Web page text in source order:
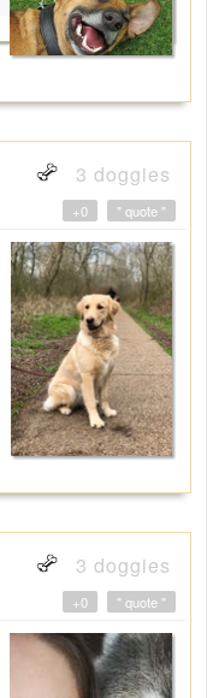
3 doggies
" quote "
+0
3 doggies
" quote "
+0